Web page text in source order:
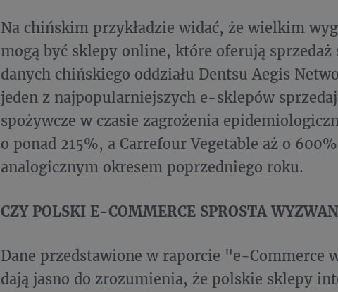
Na chińskim przykładzie widać, że wielkim
mogą być sklepy online, które oferują sprzedaż
danych chińskiego oddziału Dentsu Aegis
jeden z najpopularniejszych e-sklepów
spożywcze w czasie zagrożenia
o ponad 215%, a Carrefour Vegetable aż o
analogicznym okresem poprzedniego roku.
CZY POLSKI E-COMMERCE SPROSTA
Dane przedstawione w raporcie "e-Commerce
dają jasno do zrozumienia, że polskie sklepy